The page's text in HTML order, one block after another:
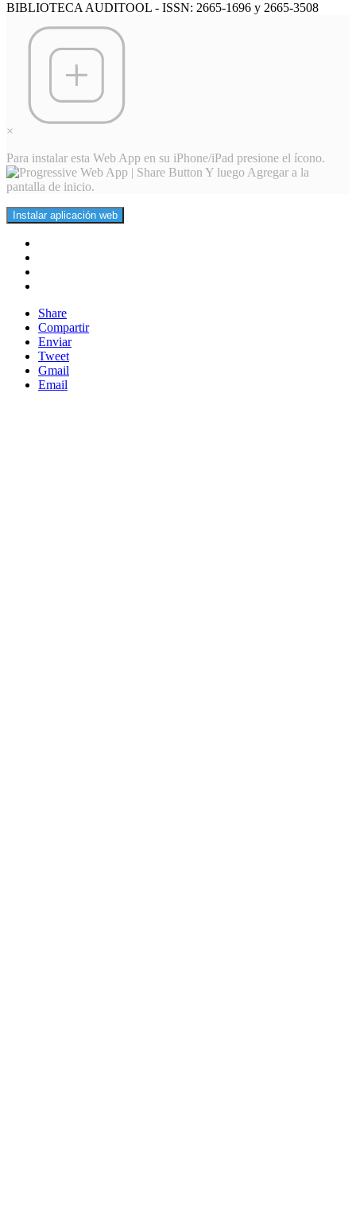
BIBLIOTECA AUDITOOL - ISSN: 2665-1696 y 2665-3508
×
Para instalar esta Web App en su iPhone/iPad presione el ícono.
Y luego Agregar a la
pantalla de inicio.
Instalar aplicación web
Share
Compartir
Enviar
Tweet
Gmail
Email